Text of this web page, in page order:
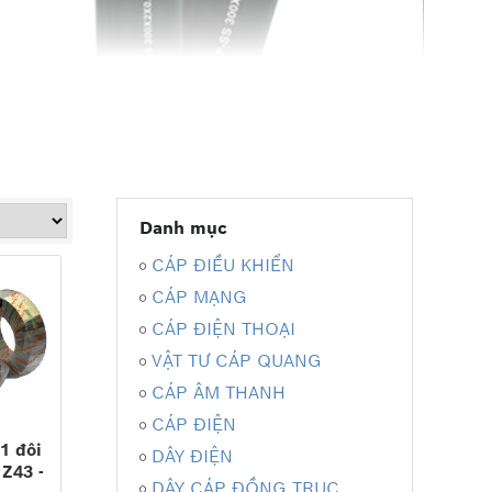
cháy, tạo sự an toàn cho công trình và con
đôi
-
Danh mục
CÁP ĐIỀU KHIỂN
CÁP MẠNG
CÁP ĐIỆN THOẠI
VẬT TƯ CÁP QUANG
CÁP ÂM THANH
CÁP ĐIỆN
DÂY ĐIỆN